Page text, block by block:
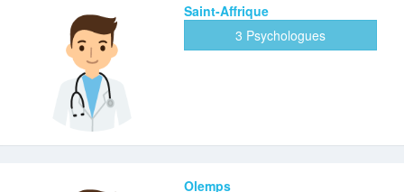
Saint-Affrique
3 Psychologues
Olemps